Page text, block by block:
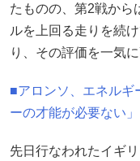
たものの、第2戦から
ルを上回る走りを続
り、その評価を一気に
■アロンソ、エネルギ
ーの才能が必要ない
先日行なわれたイギ